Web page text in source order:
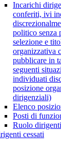
Incarichi
conferiti, ivi
politico senza
selezione e
organizzativa
pubblicare in
seguenti
individuati
posizione
dirigenziali)
Elenco
Posti di
Ruolo dirigenti
cessati